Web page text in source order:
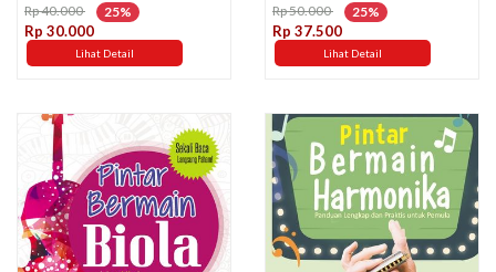
Rp 40.000 25%
Rp 30.000
Lihat Detail
Rp 50.000 25%
Rp 37.500
Lihat Detail